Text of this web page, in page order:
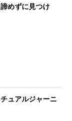
めずに見つけ
ュアルジャーニ